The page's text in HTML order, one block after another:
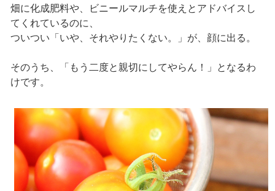
畑に化成肥料や、ビニールマルチを使えとアドバイスし
てくれているのに、
ついつい「いや、それやりたくない。」が、顔に出る。
そのうち、「もう二度と親切にしてやらん！」となるわ
けです。